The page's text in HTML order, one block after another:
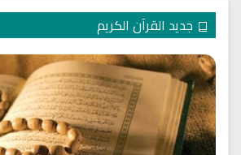
جديد القرآن الكريم